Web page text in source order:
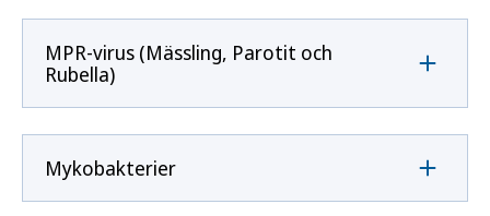
MPR-virus (Mässling, Parotit och
Rubella)
Mykobakterier